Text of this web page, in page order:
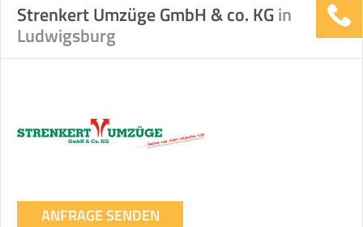
Stunden Stunden
KOSTENSCHÄTZUNG: € -€
Strenkert Umzüge GmbH & co. KGin
Ludwigsburg
ANFRAGE SENDEN